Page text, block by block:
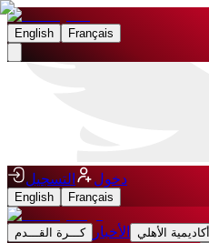
English Français
دخول التسجيل
English Français
كـــرة القـــدم الأخبار أكاديمية الأهلي